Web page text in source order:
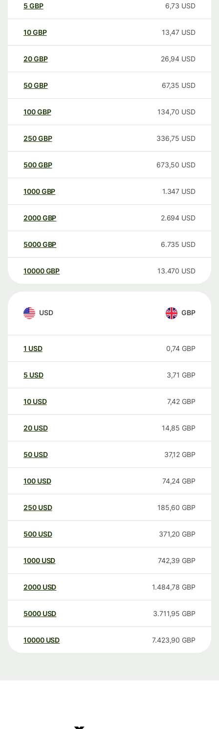
5 GBP 6,73 USD
10GBP 13,47 USD
20GBP 26,94 USD
50GBP 67,35 USD
100GBP 134,70 USD
250GBP 336,75 USD
500GBP 673,50 USD
1000GBP 1.347 USD
2000GBP 2.694 USD
5000GBP 6.735 USD
10000 GBP 13.470 USD
USD GBP
1 USD 0,74 GBP
5 USD 3,71 GBP
10 USD 7,42 GBP
20 USD 14,85 GBP
50 USD 37,12 GBP
100 USD 74,24 GBP
250 USD 185,60 GBP
500 USD 371,20 GBP
1000 USD 742,39 GBP
2000 USD 1.484,78 GBP
5000 USD 3.711,95 GBP
10000 USD 7.423,90 GBP